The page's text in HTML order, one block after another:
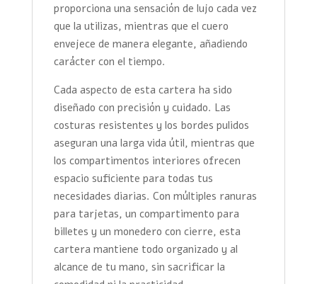
proporciona una sensación de lujo cada vez
que la utilizas, mientras que el cuero
envejece de manera elegante, añadiendo
carácter con el tiempo.
Cada aspecto de esta cartera ha sido
diseñado con precisión y cuidado. Las
costuras resistentes y los bordes pulidos
aseguran una larga vida útil, mientras que
los compartimentos interiores ofrecen
espacio suficiente para todas tus
necesidades diarias. Con múltiples ranuras
para tarjetas, un compartimento para
billetes y un monedero con cierre, esta
cartera mantiene todo organizado y al
alcance de tu mano, sin sacrificar la